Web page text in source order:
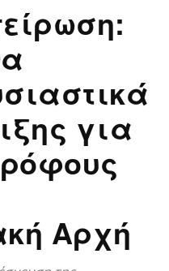
για
Αρχή